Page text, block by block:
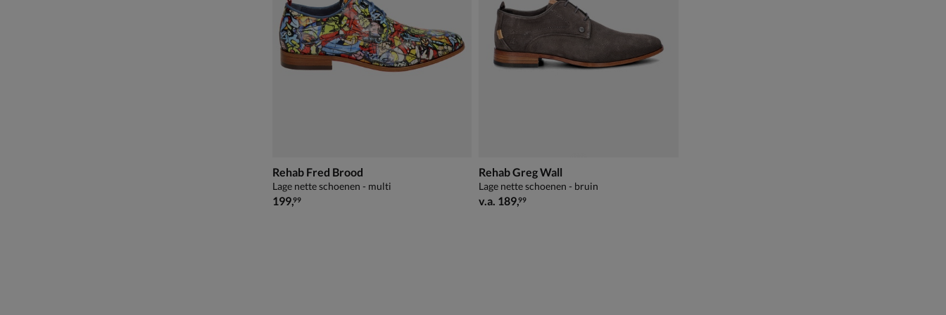
Rehab Fred Brood
Lage nette schoenen - multi
€ 199,99
199,99
Rehab Greg Wall
Lage nette schoenen - bruin
vanaf € 189,99
v.a. 189,99